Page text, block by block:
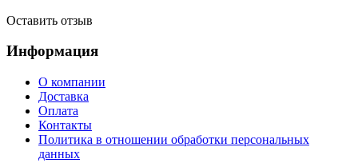
Оставить отзыв
Информация
О компании
Доставка
Оплата
Контакты
Политика в отношении обработки персональных
данных